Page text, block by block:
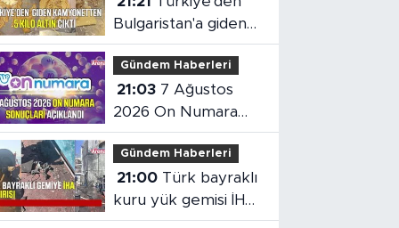
Bulgaristan'a giden
kamyonetten 5 kilo
altın çıktı
Gündem Haberleri
21:03
2026 On Numara
sonuçları açıklandı
Gündem Haberleri
21:00
kuru yük gemisi İHA
saldırısına uğradı